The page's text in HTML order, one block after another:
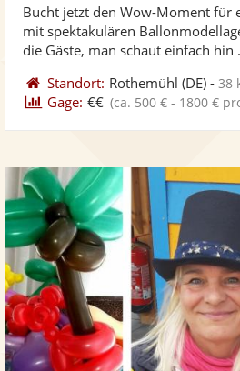
Bucht jetzt den Wow-Moment für
mit spektakulären
die Gäste, man schaut einfach hin
Standort: Rothemühl (DE) -38
Gage: €€ (ca. 500 € - 1800 €